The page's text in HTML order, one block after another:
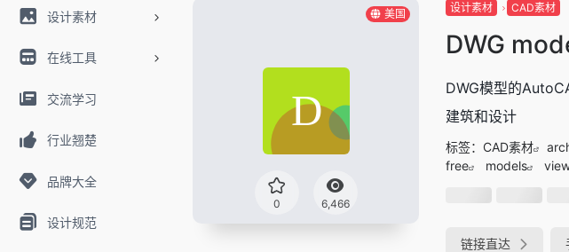
设计素材
在线工具
交流学习
行业翘楚
品牌大全
设计规范
美国
0 6,466
设计素材 CAD素材
DWG
DWG模型的
建筑和设计
标签： CAD素材
free
models
链接直达